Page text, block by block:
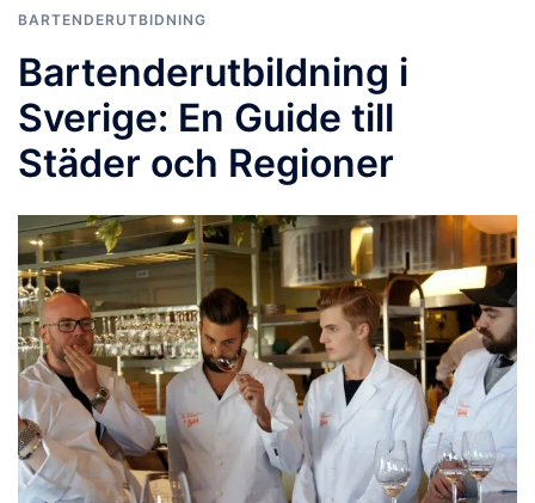
BARTENDERUTBIDNING
Bartenderutbildning i
Sverige: En Guide till
Städer och Regioner